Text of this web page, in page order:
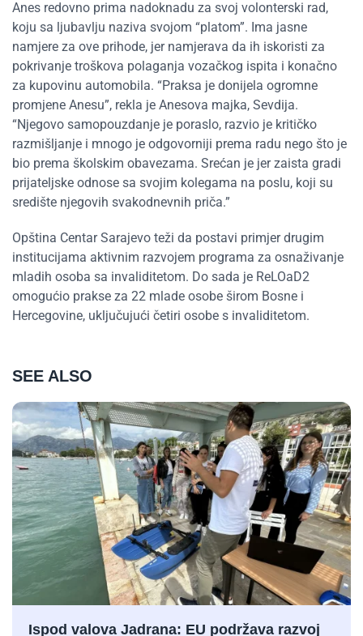
Anes redovno prima nadoknadu za svoj volonterski rad,
koju sa ljubavlju naziva svojom “platom”. Ima jasne
namjere za ove prihode, jer namjerava da ih iskoristi za
pokrivanje troškova polaganja vozačkog ispita i konačno
za kupovinu automobila. “Praksa je donijela ogromne
promjene Anesu”, rekla je Anesova majka, Sevdija.
“Njegovo samopouzdanje je poraslo, razvio je kritičko
razmišljanje i mnogo je odgovorniji prema radu nego što je
bio prema školskim obavezama. Srećan je jer zaista gradi
prijateljske odnose sa svojim kolegama na poslu, koji su
središte njegovih svakodnevnih priča.”
Opština Centar Sarajevo teži da postavi primjer drugim
institucijama aktivnim razvojem programa za osnaživanje
mladih osoba sa invaliditetom. Do sada je ReLOaD2
omogućio prakse za 22 mlade osobe širom Bosne i
Hercegovine, uključujući četiri osobe s invaliditetom.
SEE ALSO
Ispod valova Jadrana: EU podržava razvoj